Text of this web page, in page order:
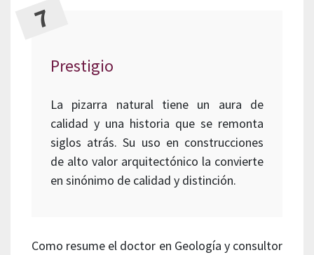
Prestigio
La pizarra natural tiene un aura de
calidad y una historia que se remonta
siglos atrás. Su uso en construcciones
de alto valor arquitectónico la convierte
en sinónimo de calidad y distinción.
Como resume el doctor en Geología y consultor